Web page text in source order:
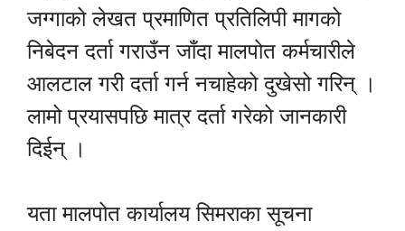
जग्गाको लेखत प्रमाणित प्रतिलिपी मागको
निबेदन दर्ता गराउँन जाँदा मालपोत कर्मचारीले
आलटाल गरी दर्ता गर्न नचाहेको दुखेसो गरिन् ।
लामो प्रयासपछि मात्र दर्ता गरेको जानकारी
दिईन् ।
यता मालपोत कार्यालय सिमराका सूचना